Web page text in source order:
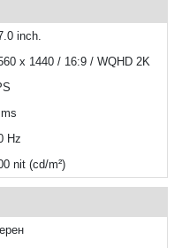
inch.
x 1440 / 16:9 / WQHD 2K
Hz
nit (cd/m²)